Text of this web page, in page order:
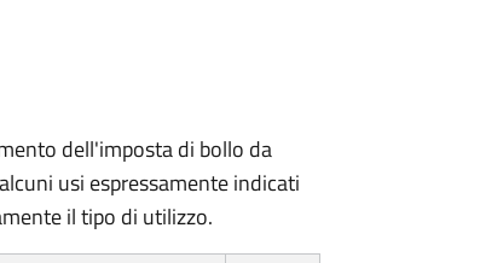
dell'imposta di bollo da
usi espressamente indicati
il tipo di utilizzo.